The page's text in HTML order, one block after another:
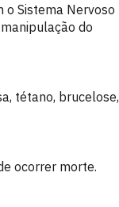
o Sistema Nervoso
do
tétano, brucelose,
ocorrer morte.